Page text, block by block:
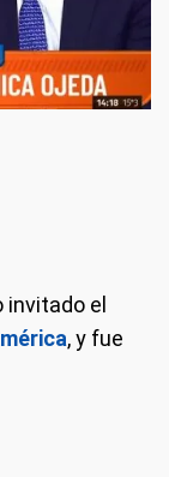
el
, y fue